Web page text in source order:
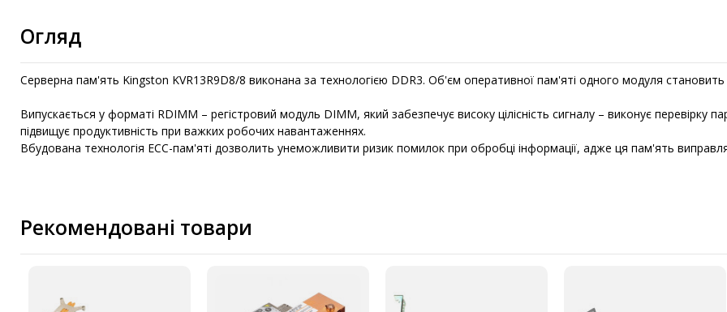
Огляд
Серверна пам'ять Kingston KVR13R9D8/8 виконана за технологією DDR3. Об'єм оперативної пам'яті одного модуля
Випускається у форматі RDIMM – регістровий модуль DIMM, який забезпечує високу цілісність сигналу – виконує перевірку
підвищує продуктивність при важких робочих навантаженнях.
Вбудована технологія ЕСС-пам'яті дозволить унеможливити ризик помилок при обробці інформації, адже ця пам'ять
Рекомендовані товари